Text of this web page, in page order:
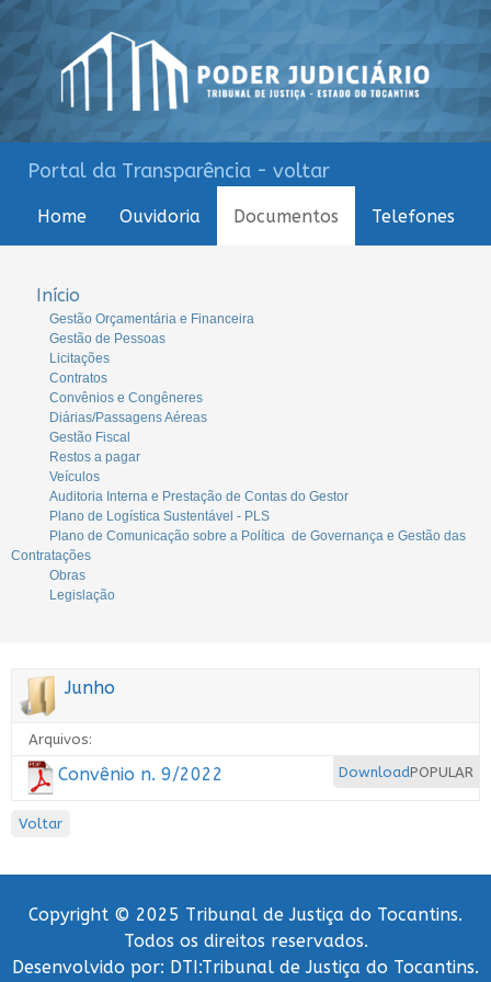
Portal da Transparência - voltar
Home Ouvidoria Documentos Telefones
Início
Gestão Orçamentária e Financeira
Gestão de Pessoas
Licitações
Contratos
Convênios e Congêneres
Diárias/Passagens Aéreas
Gestão Fiscal
Restos a pagar
Veículos
Auditoria Interna e Prestação de Contas do Gestor
Plano de Logística Sustentável - PLS
Plano de Comunicação sobre a Política de Governança e Gestão das
Contratações
Obras
Legislação
Junho
Arquivos:
POPULAR
Download
Convênio n. 9/2022
Voltar
Copyright © 2025 Tribunal de Justiça do Tocantins.
Todos os direitos reservados.
Desenvolvido por: DTI:Tribunal de Justiça do Tocantins.